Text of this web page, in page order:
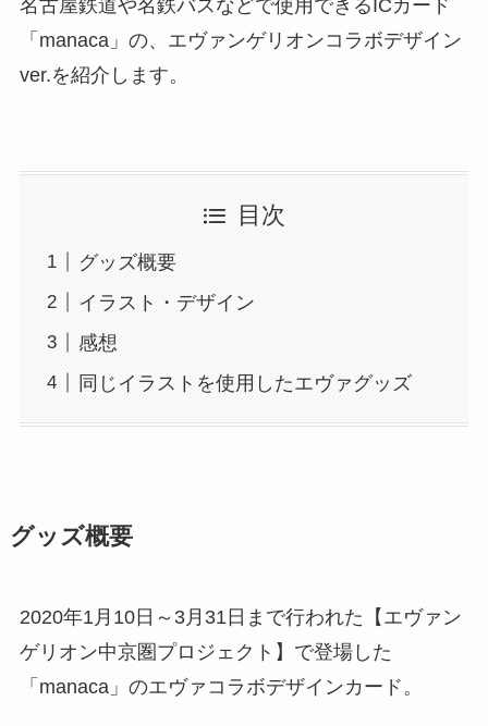
名古屋鉄道や名鉄バスなどで使用できるICカード
「manaca」の、エヴァンゲリオンコラボデザイン
ver.を紹介します。
目次
グッズ概要
イラスト・デザイン
感想
同じイラストを使用したエヴァグッズ
グッズ概要
2020年1月10日～3月31日まで行われた【エヴァン
ゲリオン中京圏プロジェクト】で登場した
「manaca」のエヴァコラボデザインカード。